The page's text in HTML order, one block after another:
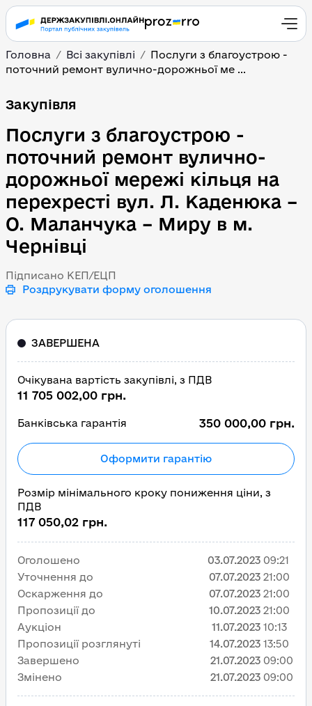
Головна Всі закупівлі
Послуги з благоустрою -
поточний ремонт вулично-дорожньої ме ...
Послуги з
Закупівля
Послуги з благоустрою -
поточний ремонт вулично-
дорожньої мережі кільця на
перехресті вул. Л. Каденюка –
О. Маланчука – Миру в м.
Чернівці
Підписано КЕП/ЕЦП
Роздрукувати форму оголошення
ЗАВЕРШЕНА
Очікувана вартість закупівлі, з ПДВ
11 705 002,00 грн.
Банківська гарантія 350 000,00 грн.
Оформити гарантію
Розмір мінімального кроку пониження ціни, з
ПДВ
117 050,02 грн.
Оголошено 03.07.2023 09:21
Уточнення до
07.07.2023 21:00
Оскарження до
07.07.2023 21:00
Пропозиції до
10.07.2023 21:00
Аукціон
11.07.2023 10:13
Пропозиції розглянуті
14.07.2023 13:50
Завершено
21.07.2023 09:00
Змінено
21.07.2023 09:00